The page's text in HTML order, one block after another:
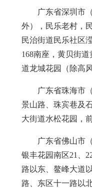
广东省深圳市
外），民乐老村，
民治街道民乐社区
168南座，黄贝街
道龙城花园（除高
广东省珠海市
景山路、珠宾巷及
大街道水松花园，
广东省佛山市
银丰花园南区21、
路以东、鳌峰大道
路、东区十一路以